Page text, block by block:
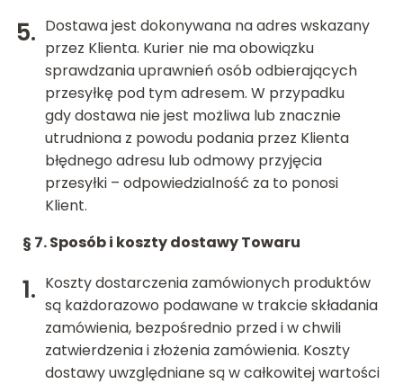
Dostawa jest dokonywana na adres wskazany
przez Klienta. Kurier nie ma obowiązku
sprawdzania uprawnień osób odbierających
przesyłkę pod tym adresem. W przypadku
gdy dostawa nie jest możliwa lub znacznie
utrudniona z powodu podania przez Klienta
błędnego adresu lub odmowy przyjęcia
przesyłki – odpowiedzialność za to ponosi
Klient.
§ 7.Sposób i koszty dostawy Towaru
Koszty dostarczenia zamówionych produktów
są każdorazowo podawane w trakcie składania
zamówienia, bezpośrednio przed i w chwili
zatwierdzenia i złożenia zamówienia. Koszty
dostawy uwzględniane są w całkowitej wartości